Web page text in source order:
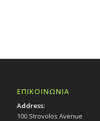
ΕΠΙΚΟΙΝΩΝΙΑ
Address:
100 Strovolos Avenue